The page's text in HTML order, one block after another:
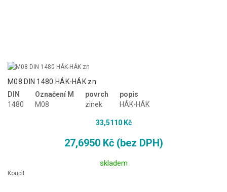
M08 DIN 1480 HÁK-HÁK zn
DIN
1480
Označení M
M08
povrch
zinek
popis
HÁK-HÁK
33,5110 Kč
27,6950 Kč (bez DPH)
skladem
Koupit